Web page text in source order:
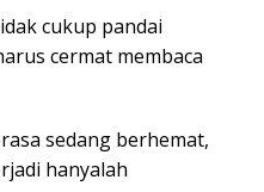
cukup pandai
cermat membaca
sedang berhemat,
hanyalah